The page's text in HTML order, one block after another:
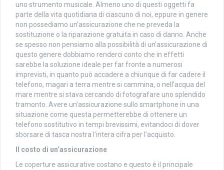
uno strumento musicale. Almeno uno di questi oggetti fa
parte della vita quotidiana di ciascuno di noi, eppure in genere
non possediamo un’assicurazione che ne preveda la
sostituzione o la riparazione gratuita in caso di danno. Anche
se spesso non pensiamo alla possibilità di un’assicurazione di
questo genere dobbiamo renderci conto che in effetti
sarebbe la soluzione ideale per far fronte a numerosi
imprevisti, in quanto può accadere a chiunque di far cadere il
telefono, magari a terra mentre si cammina, o nell’acqua del
mare mentre si stava cercando di fotografare uno splendido
tramonto. Avere un’assicurazione sullo smartphone in una
situazione come questa permetterebbe di ottenere un
telefono sostitutivo in tempi brevissimi, evitandoci di dover
sborsare di tasca nostra l’intera cifra per l’acquisto.
Il costo di un’assicurazione
Le coperture assicurative costano e questo è il principale